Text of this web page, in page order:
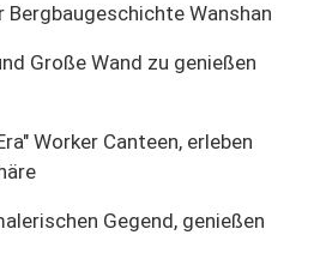
Wanshan
Große Wand zu genießen
Worker Canteen, erleben
Gegend, genießen